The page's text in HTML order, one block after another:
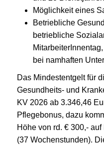
Möglichkeit eines
Betriebliche
betriebliche
bei namhaften
Das Mindestentgelt für
Gesundheits- und
KV 2026 ab 3.346,46
Pflegebonus, dazu
Höhe von rd. € 300,-
(37 Wochenstunden).